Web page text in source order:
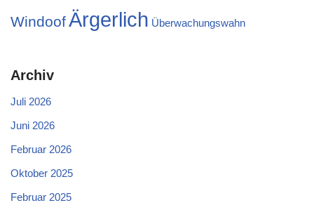
WindoofÄrgerlich Überwachungswahn
Archiv
Juli 2026
Juni 2026
Februar 2026
Oktober 2025
Februar 2025